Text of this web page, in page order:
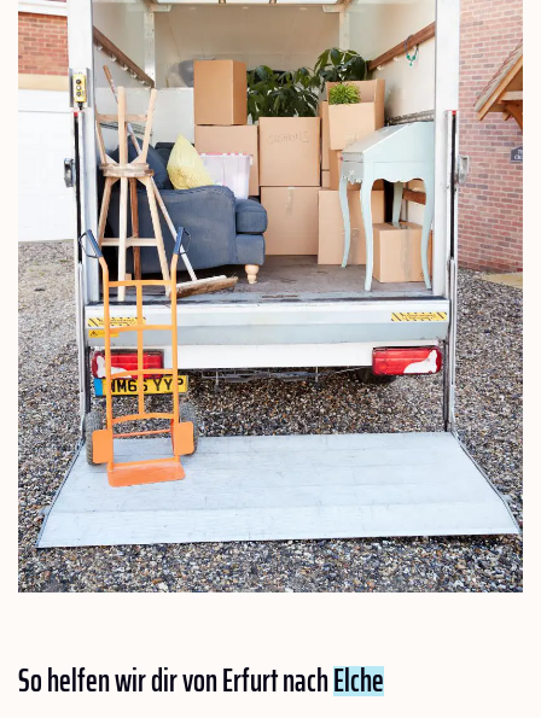
So helfen wir dir von Erfurt nachElche